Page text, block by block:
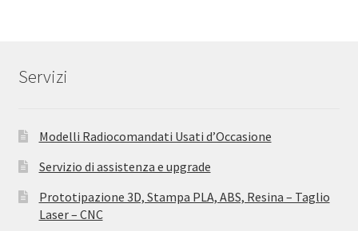
Servizi
Modelli Radiocomandati Usati d’Occasione
Servizio di assistenza e upgrade
Prototipazione 3D, Stampa PLA, ABS, Resina – Taglio
Laser – CNC